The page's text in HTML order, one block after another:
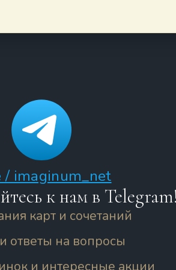
/ imaginum_net
к нам в
карт и сочетаний
ответы на вопросы
и интересные акции